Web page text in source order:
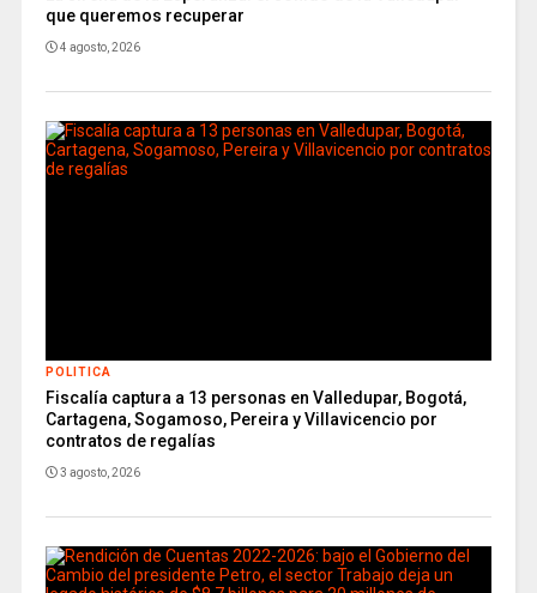
que queremos recuperar
4 agosto, 2026
POLITICA
Fiscalía captura a 13 personas en Valledupar, Bogotá,
Cartagena, Sogamoso, Pereira y Villavicencio por
contratos de regalías
3 agosto, 2026